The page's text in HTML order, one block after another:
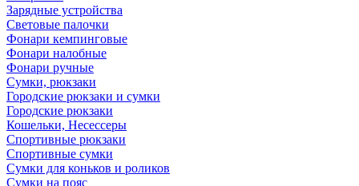
Зарядные устройства
Световые палочки
Фонари кемпинговые
Фонари налобные
Фонари ручные
Сумки, рюкзаки
Городские рюкзаки и сумки
Городские рюкзаки
Кошельки, Несессеры
Спортивные рюкзаки
Спортивные сумки
Сумки для коньков и роликов
Сумки на пояс